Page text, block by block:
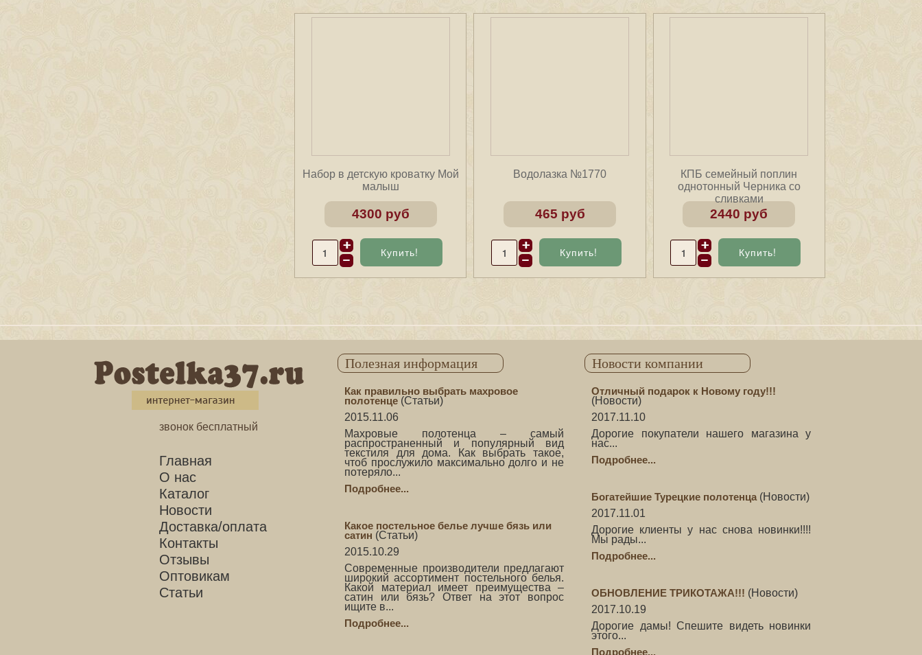
Набор в детскую кроватку Мой
малыш
4300 руб
Водолазка №1770
465 руб
КПБ семейный поплин
однотонный Черника со
сливками
2440 руб
звонок бесплатный
Главная
О нас
Каталог
Новости
Доставка/оплата
Контакты
Отзывы
Оптовикам
Статьи
Полезная информация
Как правильно выбрать махровое
полотенце (Статьи)
2015.11.06
Махровые полотенца – самый
распространенный и популярный вид
текстиля для дома. Как выбрать такое,
чтоб прослужило максимально долго и не
потеряло...
Подробнее...
Какое постельное белье лучше бязь или
сатин (Статьи)
2015.10.29
Современные производители предлагают
широкий ассортимент постельного белья.
Какой материал имеет преимущества –
сатин или бязь? Ответ на этот вопрос
ищите в...
Подробнее...
Новости компании
Отличный подарок к Новому году!!!
(Новости)
2017.11.10
Дорогие покупатели нашего магазина у
нас...
Подробнее...
Богатейшие Турецкие полотенца (Новости)
2017.11.01
Дорогие клиенты у нас снова новинки!!!!
Мы рады...
Подробнее...
ОБНОВЛЕНИЕ ТРИКОТАЖА!!! (Новости)
2017.10.19
Дорогие дамы! Спешите видеть новинки
этого...
Подробнее...